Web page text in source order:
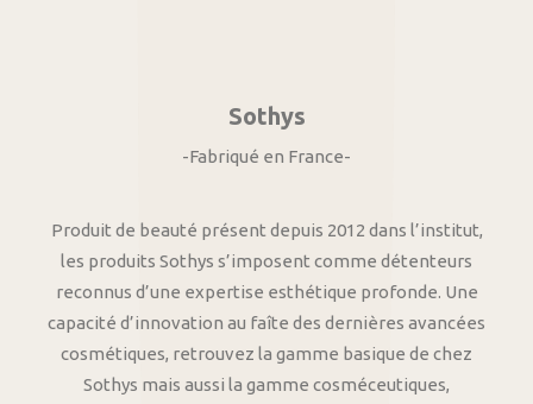
Sothys
-Fabriqué en France-
Produit de beauté présent depuis 2012 dans l’institut,
les produits Sothys s’imposent comme détenteurs
reconnus d’une expertise esthétique profonde. Une
capacité d’innovation au faîte des dernières avancées
cosmétiques, retrouvez la gamme basique de chez
Sothys mais aussi la gamme cosméceutiques,